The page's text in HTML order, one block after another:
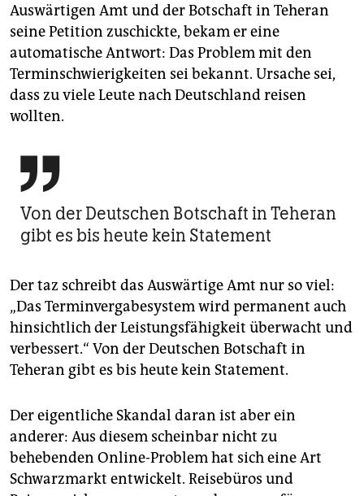
Auswärtigen Amt und der Botschaft in Teheran
seine Petition zuschickte, bekam er eine
automatische Antwort: Das Problem mit den
Terminschwierigkeiten sei bekannt. Ursache sei,
dass zu viele Leute nach Deutschland reisen
wollten.

Von der Deutschen Botschaft in Teheran
gibt es bis heute kein Statement
Der taz schreibt das Auswärtige Amt nur so viel:
„Das Terminvergabesystem wird permanent auch
hinsichtlich der Leistungsfähigkeit überwacht und
verbessert.“ Von der Deutschen Botschaft in
Teheran gibt es bis heute kein Statement.
Der eigentliche Skandal daran ist aber ein
anderer: Aus diesem scheinbar nicht zu
behebenden Online-Problem hat sich eine Art
Schwarzmarkt entwickelt. Reisebüros und